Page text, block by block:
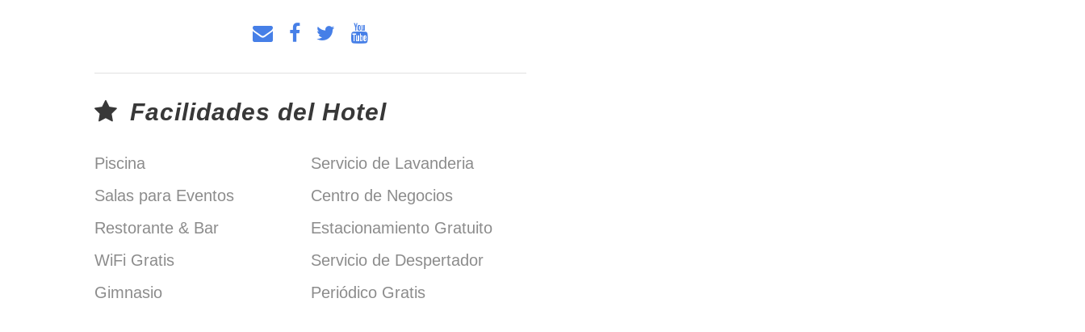
Facilidades del Hotel
Piscina
Servicio de Lavanderia
Salas para Eventos
Centro de Negocios
Restorante & Bar
Estacionamiento Gratuito
WiFi Gratis
Servicio de Despertador
Gimnasio
Periódico Gratis